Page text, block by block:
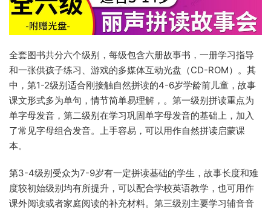
全套图书共分六个级别，每级包含六册故事书，一册学习指导
和一张供孩子练习、游戏的多媒体互动光盘（CD-ROM）。其
中，第1-2级别适合刚接触自然拼读的4-6岁学龄前儿童，故事
课文形式多为单句，情节简单易理解，。第一级别拼读重点为
单字母发音，第二级别在学习巩固单字母发音的基础上，加入
了常见字母组合发音。上手容易，可以用作自然拼读启蒙课
本。
第3-4级别受众为7-9岁有一定拼读基础的学生，故事长度和难
度较初始级别均有所提升，可以配合学校英语教学，也可用作
课外阅读或者家庭阅读的补充材料。第三级别主要学习辅音音